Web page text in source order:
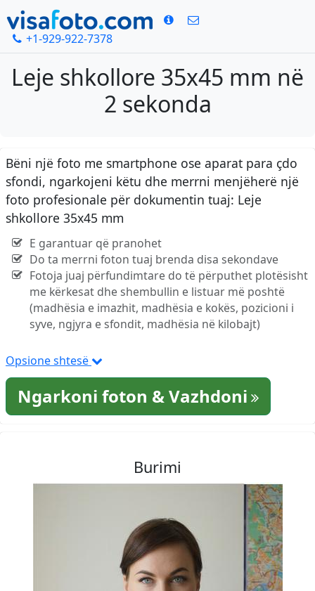
+1-929-922-7378
Leje shkollore 35x45 mm në
2 sekonda
Bëni një foto me smartphone ose aparat para çdo
sfondi, ngarkojeni këtu dhe merrni menjëherë një
foto profesionale për dokumentin tuaj: Leje
shkollore 35x45 mm
E garantuar që pranohet
Do ta merrni foton tuaj brenda disa sekondave
Fotoja juaj përfundimtare do të përputhet plotësisht
me kërkesat dhe shembullin e listuar më poshtë
(madhësia e imazhit, madhësia e kokës, pozicioni i
syve, ngjyra e sfondit, madhësia në kilobajt)
Opsione shtesë
Ngarkoni foton & Vazhdoni
Burimi